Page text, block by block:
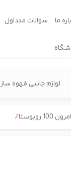
ما سوالات متداول
لوازم جانبی قهوه ساز
روبوستا